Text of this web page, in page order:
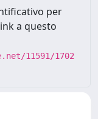
per
a questo
11591/1702